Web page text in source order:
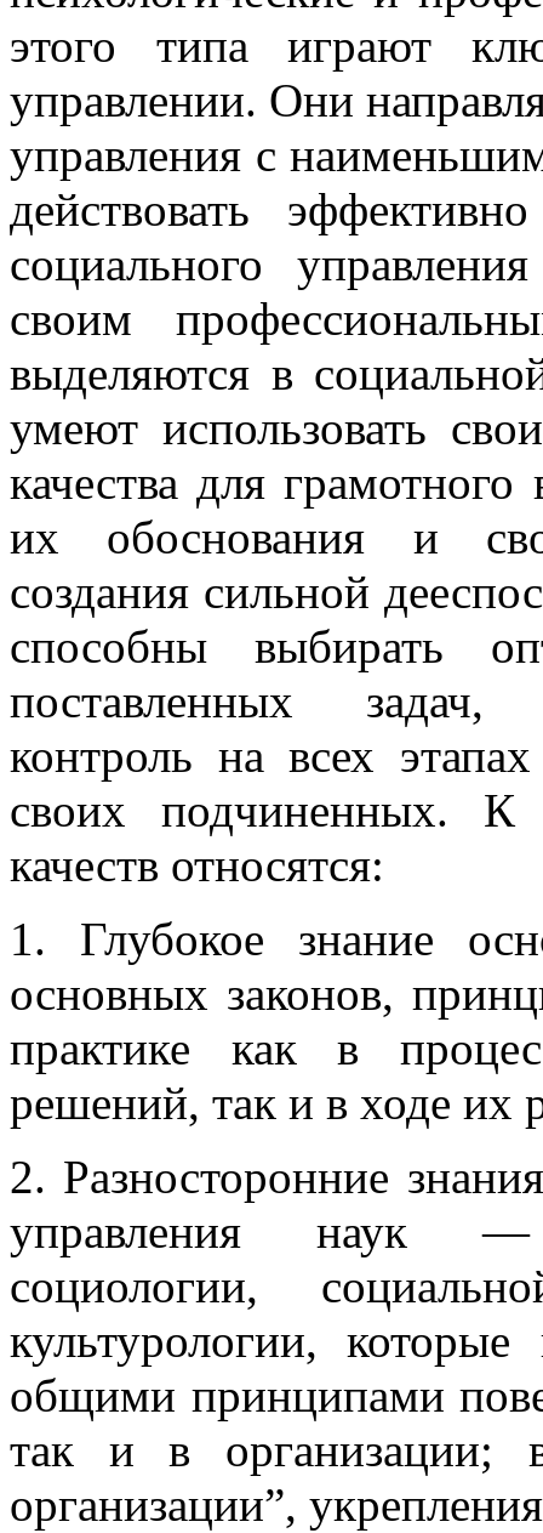
этого типа играют
управлении. Они
управления с
действовать
социального
своим
выделяются в
умеют использовать
качества для
их обоснования и
создания сильной
способны выбирать
поставленных задач,
контроль на всех
своих подчиненных. К
качеств относятся:
1. Глубокое знание
основных законов,
практике как в
решений, так и в ходе их
2. Разносторонние
управления наук —
социологии,
культурологии,
общими принципами
так и в организации;
организации”,